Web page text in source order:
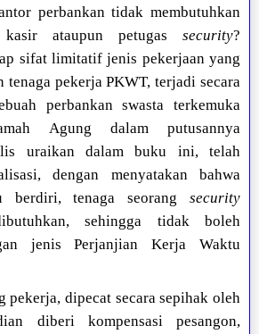
perbankan tidak membutuhkan
kasir ataupun petugas security?
sifat limitatif jenis pekerjaan yang
tenaga pekerja PKWT, terjadi secara
perbankan swasta terkemuka
Agung dalam putusannya
uraikan dalam buku ini, telah
dengan menyatakan bahwa
berdiri, tenaga seorang security
sehingga tidak boleh
jenis Perjanjian Kerja Waktu
pekerja, dipecat secara sepihak oleh
diberi kompensasi pesangon,